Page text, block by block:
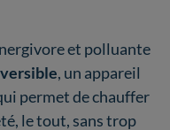
et polluante
, un appareil
permet de chauffer
le tout, sans trop